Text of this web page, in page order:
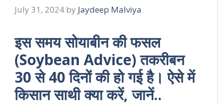
July 31, 2024 by Jaydeep Malviya
इस समय सोयाबीन की फसल
(Soybean Advice) तकरीबन
30 से 40 दिनों की हो गई है। ऐसे में
किसान साथी क्या करें, जानें..